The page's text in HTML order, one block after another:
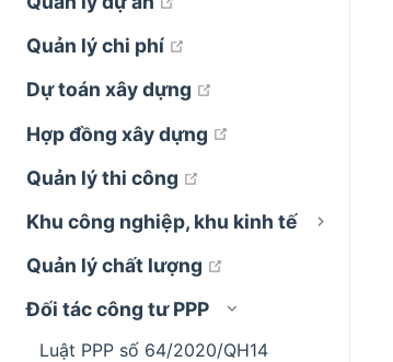
Quản lý chi phí
Dự toán xây dựng
Hợp đồng xây dựng
Quản lý thi công
Khu công nghiệp, khu kinh tế
Quản lý chất lượng
Đối tác công tư PPP
Luật PPP số 64/2020/QH14